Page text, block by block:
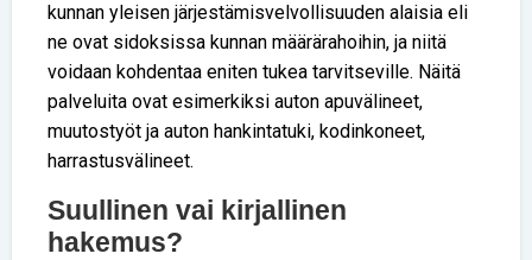
kunnan yleisen järjestämisvelvollisuuden alaisia eli
ne ovat sidoksissa kunnan määrärahoihin, ja niitä
voidaan kohdentaa eniten tukea tarvitseville. Näitä
palveluita ovat esimerkiksi auton apuvälineet,
muutostyöt ja auton hankintatuki, kodinkoneet,
harrastusvälineet.
Suullinen vai kirjallinen
hakemus?